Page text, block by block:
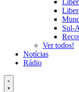
Sul-
Ver todos!
Notícias
Rádio